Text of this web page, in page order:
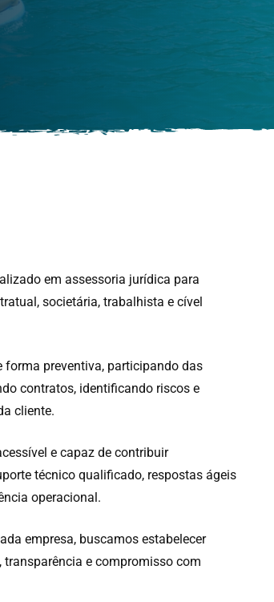
em assessoria jurídica para
societária, trabalhista e cível
preventiva, participando das
contratos, identificando riscos e
cliente.
e capaz de contribuir
técnico qualificado, respostas ágeis
operacional.
empresa, buscamos estabelecer
e compromisso com